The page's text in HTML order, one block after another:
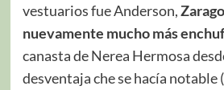
vestuarios fue Anderson,
nuevamente mucho más
canasta de Nerea Hermosa
desventaja che se hacía notable